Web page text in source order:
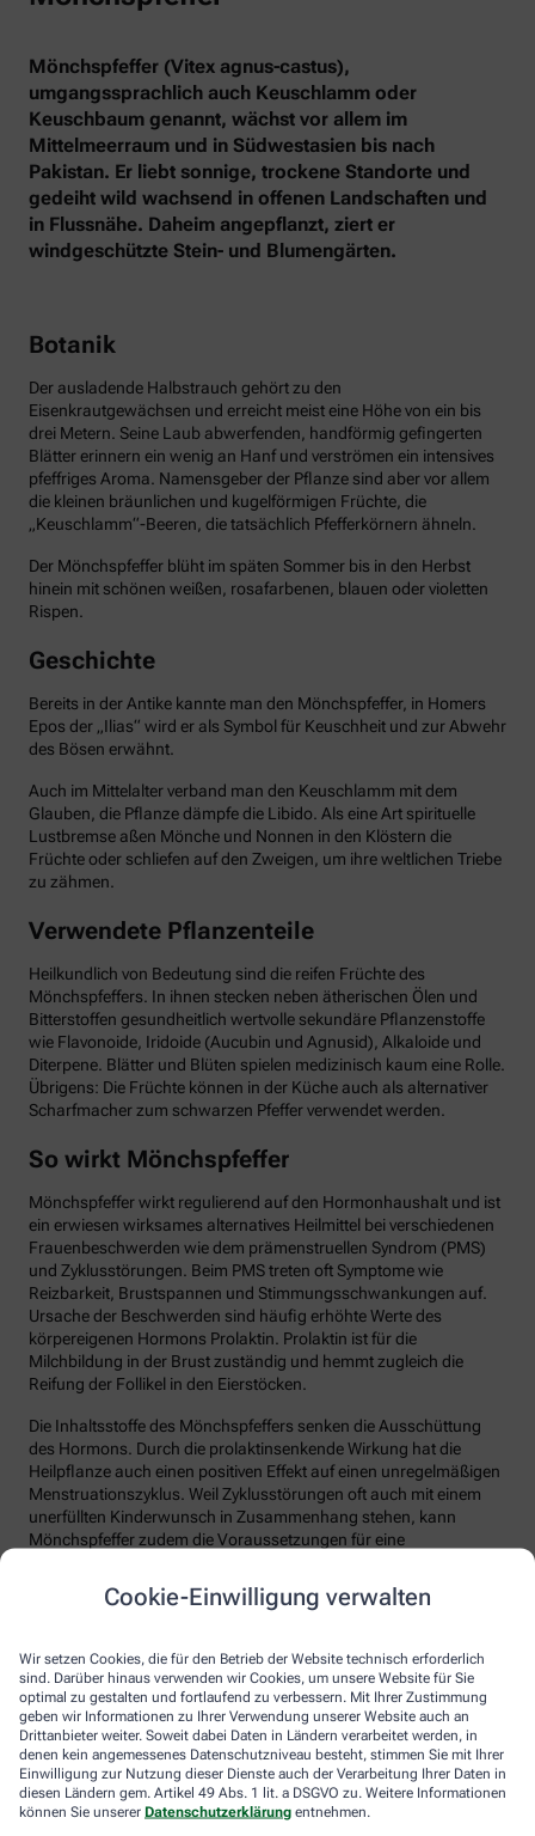
Cookie-Einwilligung verwalten
Wir setzen Cookies, die für den Betrieb der Website technisch erforderlich
sind. Darüber hinaus verwenden wir Cookies, um unsere Website für Sie
optimal zu gestalten und fortlaufend zu verbessern. Mit Ihrer Zustimmung
geben wir Informationen zu Ihrer Verwendung unserer Website auch an
Drittanbieter weiter. Soweit dabei Daten in Ländern verarbeitet werden, in
denen kein angemessenes Datenschutzniveau besteht, stimmen Sie mit Ihrer
Einwilligung zur Nutzung dieser Dienste auch der Verarbeitung Ihrer Daten in
diesen Ländern gem. Artikel 49 Abs. 1 lit. a DSGVO zu. Weitere Informationen
können Sie unserer Datenschutzerklärung entnehmen.
Mönchspfeffer (Vitex agnus-castus),
umgangssprachlich auch Keuschlamm oder
Keuschbaum genannt, wächst vor allem im
Mittelmeerraum und in Südwestasien bis nach
Pakistan. Er liebt sonnige, trockene Standorte und
gedeiht wild wachsend in offenen Landschaften und
in Flussnähe. Daheim angepflanzt, ziert er
windgeschützte Stein- und Blumengärten.
Botanik
Der ausladende Halbstrauch gehört zu den
Eisenkrautgewächsen und erreicht meist eine Höhe von ein bis
drei Metern. Seine Laub abwerfenden, handförmig gefingerten
Blätter erinnern ein wenig an Hanf und verströmen ein intensives
pfeffriges Aroma. Namensgeber der Pflanze sind aber vor allem
die kleinen bräunlichen und kugelförmigen Früchte, die
„Keuschlamm“-Beeren, die tatsächlich Pfefferkörnern ähneln.
Der Mönchspfeffer blüht im späten Sommer bis in den Herbst
hinein mit schönen weißen, rosafarbenen, blauen oder violetten
Rispen.
Geschichte
Bereits in der Antike kannte man den Mönchspfeffer, in Homers
Epos der „Ilias“ wird er als Symbol für Keuschheit und zur Abwehr
des Bösen erwähnt.
Auch im Mittelalter verband man den Keuschlamm mit dem
Glauben, die Pflanze dämpfe die Libido. Als eine Art spirituelle
Lustbremse aßen Mönche und Nonnen in den Klöstern die
Früchte oder schliefen auf den Zweigen, um ihre weltlichen Triebe
zu zähmen.
Verwendete Pflanzenteile
Heilkundlich von Bedeutung sind die reifen Früchte des
Mönchspfeffers. In ihnen stecken neben ätherischen Ölen und
Bitterstoffen gesundheitlich wertvolle sekundäre Pflanzenstoffe
wie Flavonoide, Iridoide (Aucubin und Agnusid), Alkaloide und
Diterpene. Blätter und Blüten spielen medizinisch kaum eine Rolle.
Übrigens: Die Früchte können in der Küche auch als alternativer
Scharfmacher zum schwarzen Pfeffer verwendet werden.
So wirkt Mönchspfeffer
Mönchspfeffer wirkt regulierend auf den Hormonhaushalt und ist
ein erwiesen wirksames alternatives Heilmittel bei verschiedenen
Frauenbeschwerden wie dem prämenstruellen Syndrom (PMS)
und Zyklusstörungen. Beim PMS treten oft Symptome wie
Reizbarkeit, Brustspannen und Stimmungsschwankungen auf.
Ursache der Beschwerden sind häufig erhöhte Werte des
körpereigenen Hormons Prolaktin. Prolaktin ist für die
Milchbildung in der Brust zuständig und hemmt zugleich die
Reifung der Follikel in den Eierstöcken.
Die Inhaltsstoffe des Mönchspfeffers senken die Ausschüttung
des Hormons. Durch die prolaktinsenkende Wirkung hat die
Heilpflanze auch einen positiven Effekt auf einen unregelmäßigen
Menstruationszyklus. Weil Zyklusstörungen oft auch mit einem
unerfüllten Kinderwunsch in Zusammenhang stehen, kann
Mönchspfeffer zudem die Voraussetzungen für eine
Wechseljahrbeschwerden wird Mönchspfeffer eingesetzt. Hierzu
fehlen aber noch eindeutige wissenschaftliche Belege.
Darreichungsformen
Mönchspfeffer ist in der Apotheke rezeptfrei in Form von Kapseln,
Tabletten, Tropfen oder Tee erhältlich. Die wirksamste Form ist
das standardisierte Trockenextrakt, optimal dosiert mit etwa 20
mg pro Tag. Wichtig: Man sollte Geduld haben und das Präparat
mindestens über drei Menstruationszyklen einnehmen, bis sich
die positiven Effekte entfalten können. Mönchspfeffer ist in der